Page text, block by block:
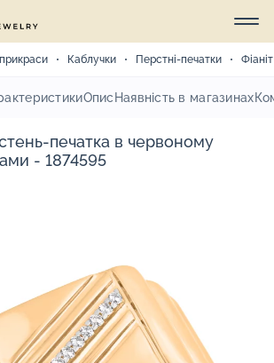
Каблучки Перстні-печатки Фіаніт
Опис Наявність в магазинах
печатка в червоному
- 1874595